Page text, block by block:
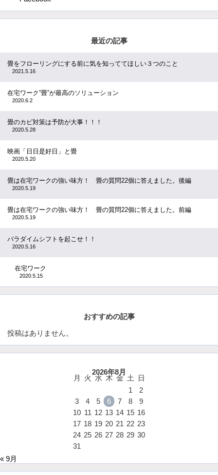
最近の記事
畳をフローリングにする前に気を知っててほしい３つのこと
2021.5.16
在宅ワーク”畳”が最高のソリューション
2020.6.2
畳のカビ対策は予防が大事！！！
2020.5.28
映画「日日是好日」と畳
2020.5.20
畳は在宅ワークの強い味方！ 畳の質問22個に答えました。後編
2020.5.19
畳は在宅ワークの強い味方！ 畳の質問22個に答えました。前編
2020.5.19
パラダイムシフトを起こせ！！
2020.5.16
在宅ワーク
2020.5.15
おすすめの記事
投稿はありません。
2026年8月
月 火 水 木 金 土
日
1
2
3
4 5 6 7 8
9
10 11 12 13 14 15 16
17 18 19 20 21 22 23
24 25 26 27 28 29 30
31
« 9月